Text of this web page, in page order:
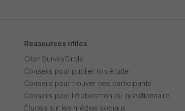
Ressources utiles
Citer SurveyCircle
Conseils pour publier ton étude
Conseils pour trouver des participants
Conseils pour l'élaboration du questionnaire
Études sur les médias sociaux